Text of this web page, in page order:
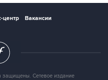
центр
Вакансии
защищены. Сетевое издание